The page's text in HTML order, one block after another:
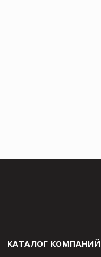
КАТАЛОГ КОМПАНИЙ